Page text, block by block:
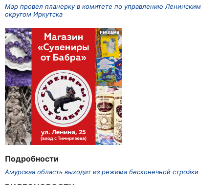
Мэр провел планерку в комитете по управлению Ленинским
округом Иркутска
Подробности
Амурская область выходит из режима бесконечной стройки